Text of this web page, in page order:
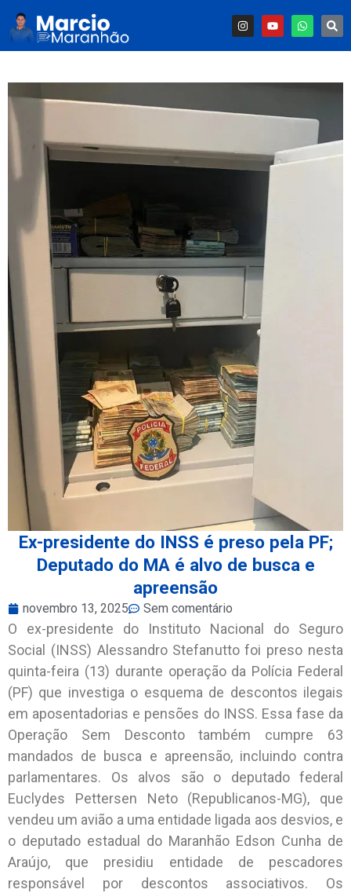
Ex-presidente do INSS é preso pela PF;
Deputado do MA é alvo de busca e
apreensão
novembro 13, 2025 Sem comentário
O ex-presidente do Instituto Nacional do Seguro
Social (INSS) Alessandro Stefanutto foi preso nesta
quinta-feira (13) durante operação da Polícia Federal
(PF) que investiga o esquema de descontos ilegais
em aposentadorias e pensões do INSS. Essa fase da
Operação Sem Desconto também cumpre 63
mandados de busca e apreensão, incluindo contra
parlamentares. Os alvos são o deputado federal
Euclydes Pettersen Neto (Republicanos-MG), que
vendeu um avião a uma entidade ligada aos desvios, e
o deputado estadual do Maranhão Edson Cunha de
Araújo, que presidiu entidade de pescadores
responsável por descontos associativos. Os